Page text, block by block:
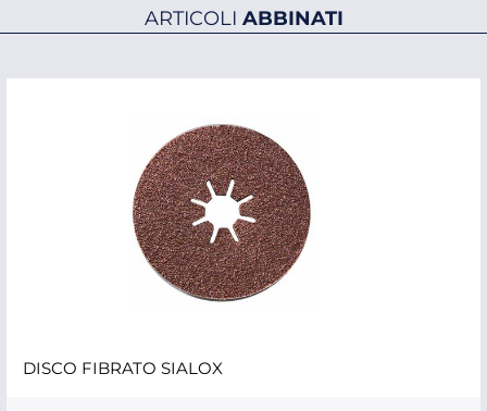
ARTICOLI ABBINATI
DISCO FIBRATO SIALOX